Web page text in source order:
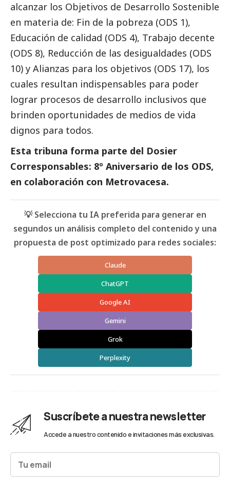
alcanzar los Objetivos de Desarrollo Sostenible
en materia de: Fin de la pobreza (ODS 1),
Educación de calidad (ODS 4), Trabajo decente
(ODS 8), Reducción de las desigualdades (ODS
10) y Alianzas para los objetivos (ODS 17), los
cuales resultan indispensables para poder
lograr procesos de desarrollo inclusivos que
brinden oportunidades de medios de vida
dignos para todos.
Esta tribuna forma parte del Dosier
Corresponsables: 8º Aniversario de los ODS,
en colaboración con Metrovacesa.
💡 Selecciona tu IA preferida para generar en
segundos un análisis completo del contenido y una
propuesta de post optimizado para redes sociales:
Claude
ChatGPT
Google AI
Gemini
Grok
Perplexity
Suscríbete a nuestra newsletter
Accede a nuestro contenido e invitaciones más exclusivas.